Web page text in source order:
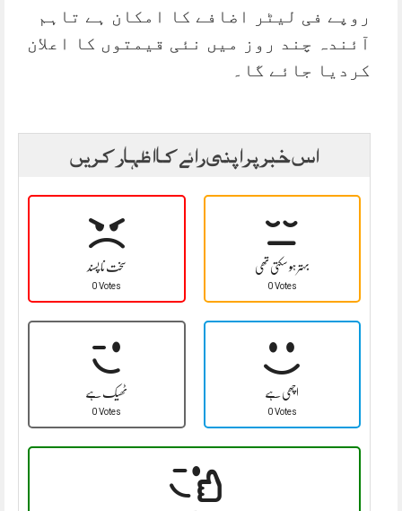
روپے فی لیٹر اضافے کا امکان ہے تاہم
آئندہ چند روز میں نئی قیمتوں کا اعلان
کردیا جائے گا۔
اس خبر پر اپنی رائے کا اظہار کریں
سخت نا پسند
0 Votes
بہتر ہو سکتی تھی
0 Votes
ٹھیک ہے
0 Votes
اچھی ہے
0 Votes